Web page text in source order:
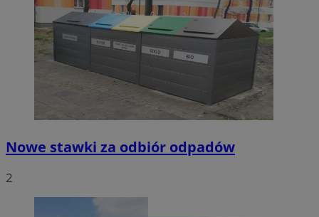
Nowe stawki za odbiór odpadów
2